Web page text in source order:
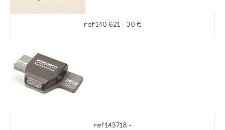
ref 140 621 – 30 €
ref 143718 –